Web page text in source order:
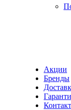
Акции
Бренды